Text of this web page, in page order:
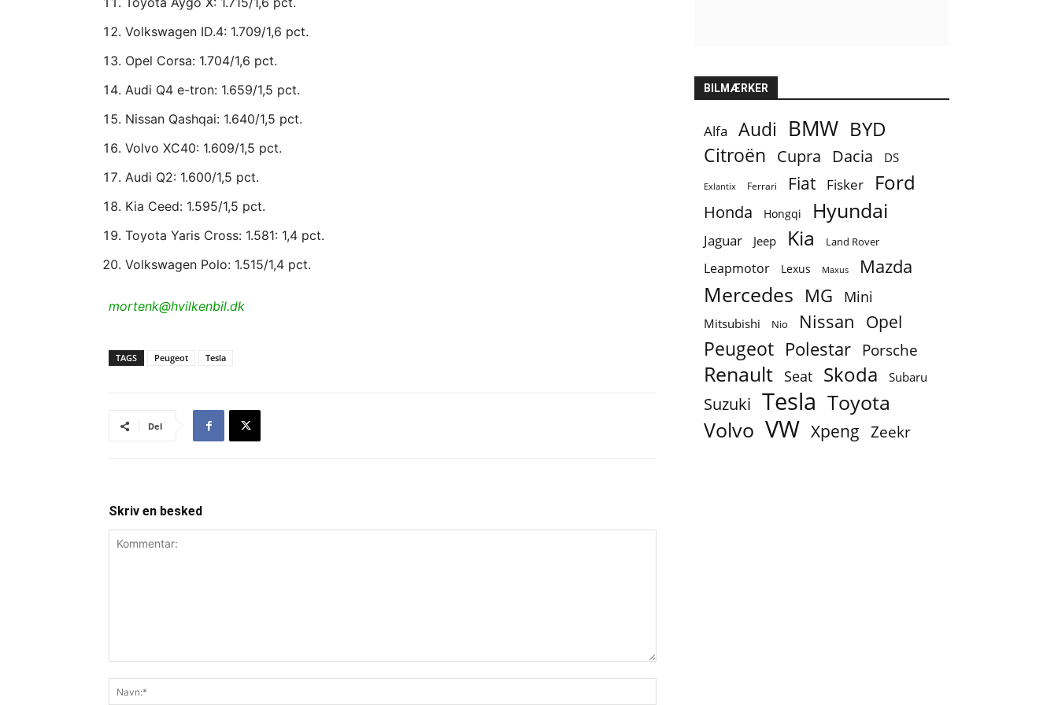
Volkswagen ID.4: 1.709/1,6 pct.
Opel Corsa: 1.704/1,6 pct.
Audi Q4 e-tron: 1.659/1,5 pct.
Nissan Qashqai: 1.640/1,5 pct.
Volvo XC40: 1.609/1,5 pct.
Audi Q2: 1.600/1,5 pct.
Kia Ceed: 1.595/1,5 pct.
Toyota Yaris Cross: 1.581: 1,4 pct.
Volkswagen Polo: 1.515/1,4 pct.
mortenk@hvilkenbil.dk
TAGS Peugeot Tesla
Del
Skriv en besked
BILMÆRKER
Alfa Audi BMW BYD
Citroën Cupra Dacia DS
Exlantix Ferrari Fiat Fisker Ford
Honda Hongqi Hyundai
Jaguar Jeep Kia Land Rover
Leapmotor Lexus Maxus Mazda
Mercedes MG Mini
Mitsubishi Nio Nissan Opel
Peugeot Polestar Porsche
Renault Seat Skoda Subaru
Suzuki Tesla Toyota
Volvo VW Xpeng Zeekr